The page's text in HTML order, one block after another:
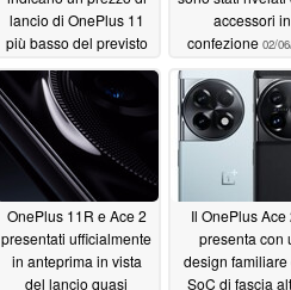
lancio di OnePlus 11
più basso del previsto
02/07/2023
accessori in
confezione 02/
OnePlus 11R e Ace 2
presentati ufficialmente
in anteprima in vista
del lancio quasi
Il OnePlus Ace
presenta con
design familiare
SoC di fascia